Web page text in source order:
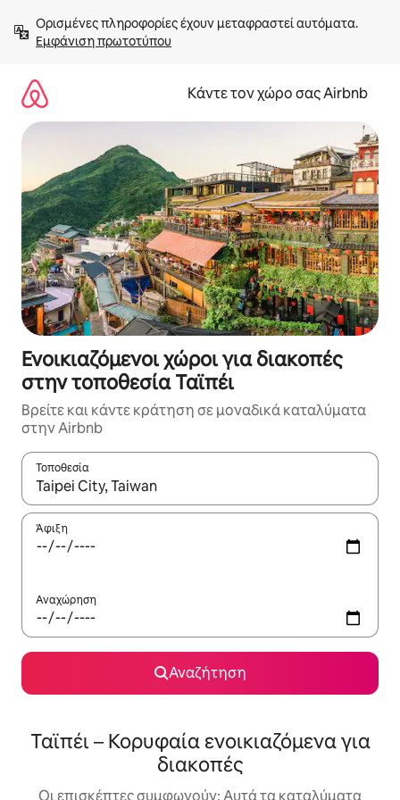
στο
περιεχόμενοΕμφάνιση πρωτοτύπου
Κάντε τον χώρο σας Airbnb
Ενοικιαζόμενοι χώροι για διακοπές
στην τοποθεσία Ταϊπέι
Βρείτε και κάντε κράτηση σε μοναδικά καταλύματα
στην Airbnb
Τοποθεσία
Όταν τα αποτελέσματα είναι διαθέσιμα, μπορείτε να
Άφιξη
Αναχώρηση
Αναζήτηση
Ταϊπέι – Κορυφαία ενοικιαζόμενα για
διακοπές
Οι επισκέπτες συμφωνούν: Αυτά τα καταλύματα